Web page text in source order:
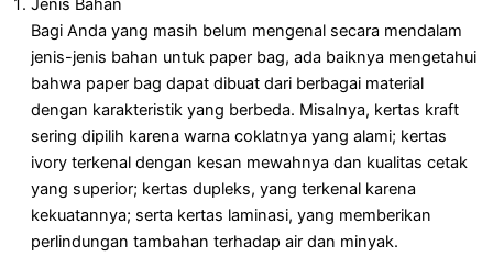
Jenis Bahan
Bagi Anda yang masih belum mengenal secara mendalam
jenis-jenis bahan untuk paper bag, ada baiknya mengetahui
bahwa paper bag dapat dibuat dari berbagai material
dengan karakteristik yang berbeda. Misalnya, kertas kraft
sering dipilih karena warna coklatnya yang alami; kertas
ivory terkenal dengan kesan mewahnya dan kualitas cetak
yang superior; kertas dupleks, yang terkenal karena
kekuatannya; serta kertas laminasi, yang memberikan
perlindungan tambahan terhadap air dan minyak.